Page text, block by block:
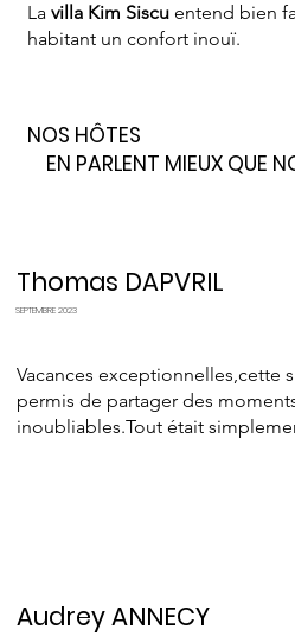
Lavilla Kim Siscu entend bien
habitant un confort inouï.
NOS HÔTES
EN PARLENT MIEUX QUE
Thomas DAPVRIL
SEPTEMBRE 2023
Vacances exceptionnelles,cette
permis de partager des
inoubliables.Tout était
Audrey ANNECY